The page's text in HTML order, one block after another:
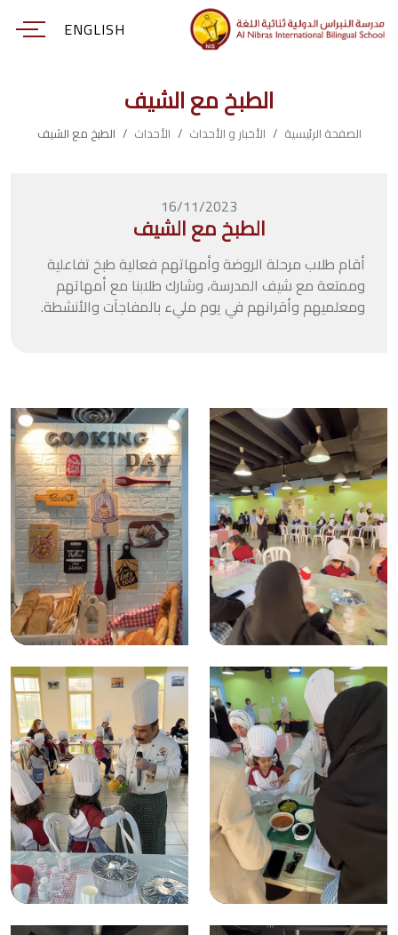
ENGLISH
الطبخ مع الشيف
الصفحة الرئيسية الأخبار و الأحداث الأحداث الطبخ مع الشيف
16/11/2023
الطبخ مع الشيف
أقام طلاب مرحلة الروضة وأمهاتهم فعالية طبخ تفاعلية
وممتعة مع شيف المدرسة، وشارك طلابنا مع أمهاتهم
ومعلميهم وأقرانهم في يوم مليء بالمفاجآت والأنشطة.